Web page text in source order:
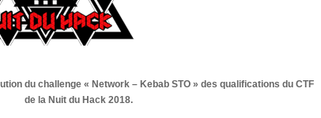
du challenge « Network – Kebab STO » des qualifications du CTF
de la Nuit du Hack 2018.